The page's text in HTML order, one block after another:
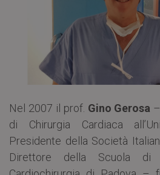
Nel 2007 il prof. Gino Gerosa
di Chirurgia Cardiaca
Presidente della Società
Direttore della Scuola di